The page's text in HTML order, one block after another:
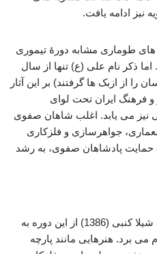
نیز ادامه یافت.
طوماری مشابه دورۀ تیموری
ذکر نام علی (ع) تنها از سال
را از ازبک ها گرفتند) بر این آثار
فرهنگ ایران تحت لوای
نیز می یابد. اغلب شاهان صفوی
جواهرسازی و فلزکاری
حمایت پادشاهان صفوی، به رشد
و از این رو دور از انتظار نیست که شیلا کنبی (1386) از این دوره به
می برد. هنرهایی مانند پارچه